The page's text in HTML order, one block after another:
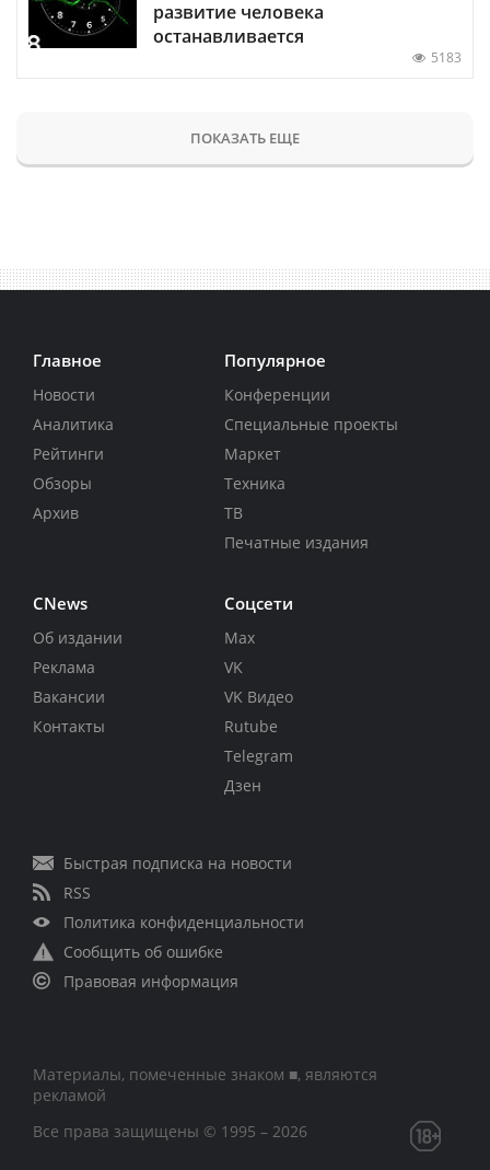
развитие человека
останавливается
5183
ПОКАЗАТЬ ЕЩЕ
Главное
Новости
Аналитика
Рейтинги
Обзоры
Архив
Популярное
Конференции
Специальные проекты
Маркет
Техника
ТВ
Печатные издания
CNews
Об издании
Реклама
Вакансии
Контакты
Соцсети
Max
VK
VK Видео
Rutube
Telegram
Дзен
Быстрая подписка на новости
RSS
Политика конфиденциальности
Сообщить об ошибке
Правовая информация
Материалы, помеченные знаком ■, являются
рекламой
Все права защищены © 1995 – 2026